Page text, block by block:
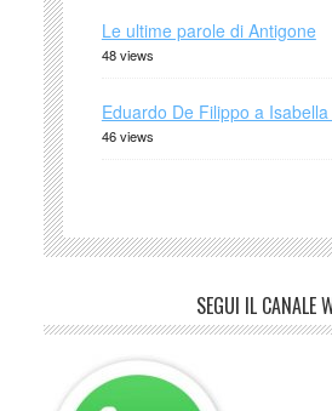
Le ultime parole di Antigone
48 views
Eduardo De Filippo a
46 views
SEGUI IL CANALE